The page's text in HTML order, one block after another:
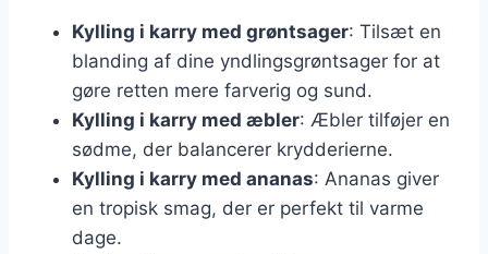
Kylling i karry med grøntsager: Tilsæt en
blanding af dine yndlingsgrøntsager for at
gøre retten mere farverig og sund.
Kylling i karry med æbler: Æbler tilføjer en
sødme, der balancerer krydderierne.
Kylling i karry med ananas: Ananas giver
en tropisk smag, der er perfekt til varme
dage.